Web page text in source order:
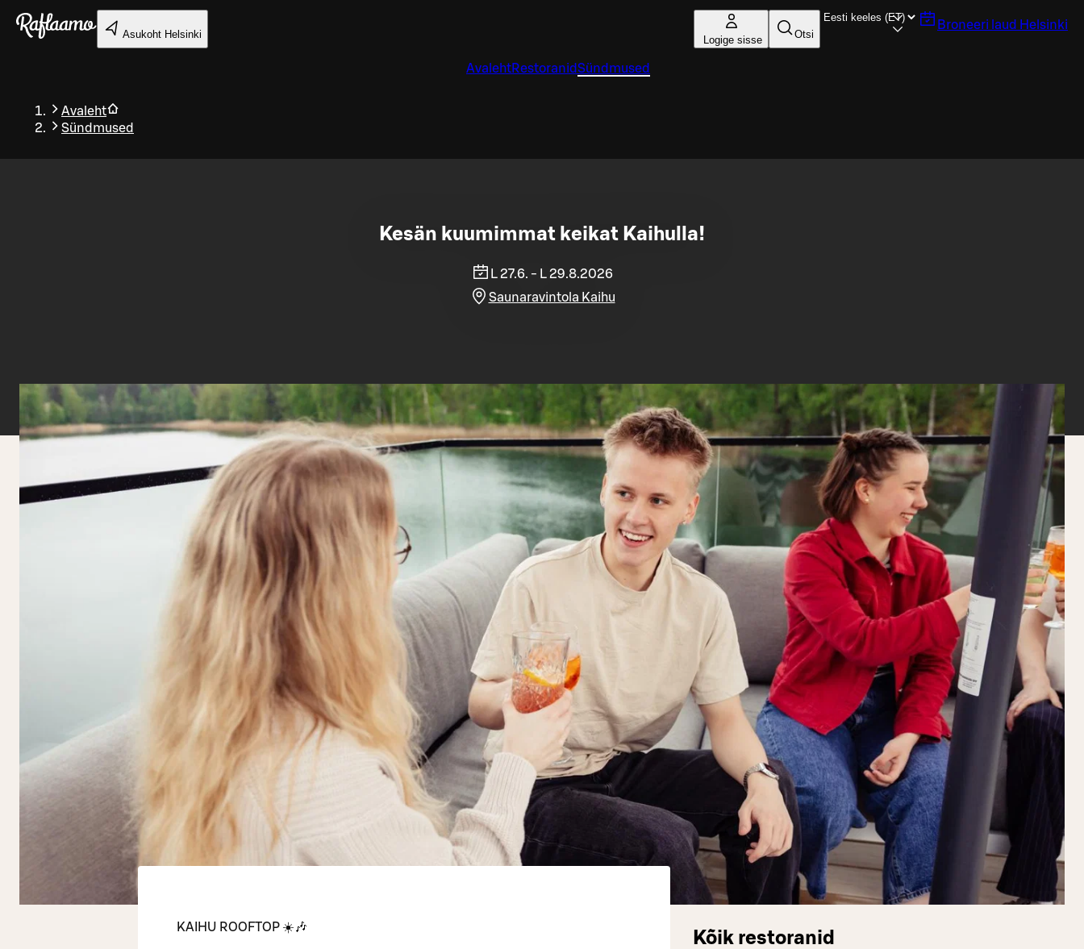
Liigu peamise sisu juurde
Asukoht Helsinki Logige sisse Otsi
Broneeri laud Helsinki
AvalehtRestoranidSündmused
Avaleht
Sündmused
Tagasi
Kesän kuumimmat keikat Kaihulla!
L 27.6. - L 29.8.2026
Saunaravintola Kaihu
KAIHU ROOFTOP ☀️🎶
Kõik restoranid